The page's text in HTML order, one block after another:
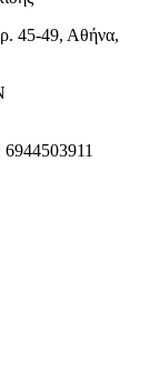
45-49, Αθήνα,
6944503911